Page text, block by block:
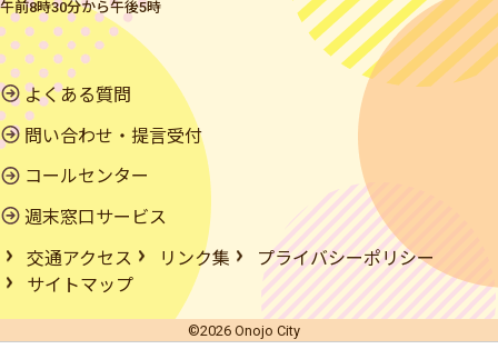
午前8時30分から午後5時
よくある質問
問い合わせ・提言受付
コールセンター
週末窓口サービス
交通アクセス
リンク集
プライバシーポリシー
サイトマップ
©2026 Onojo City